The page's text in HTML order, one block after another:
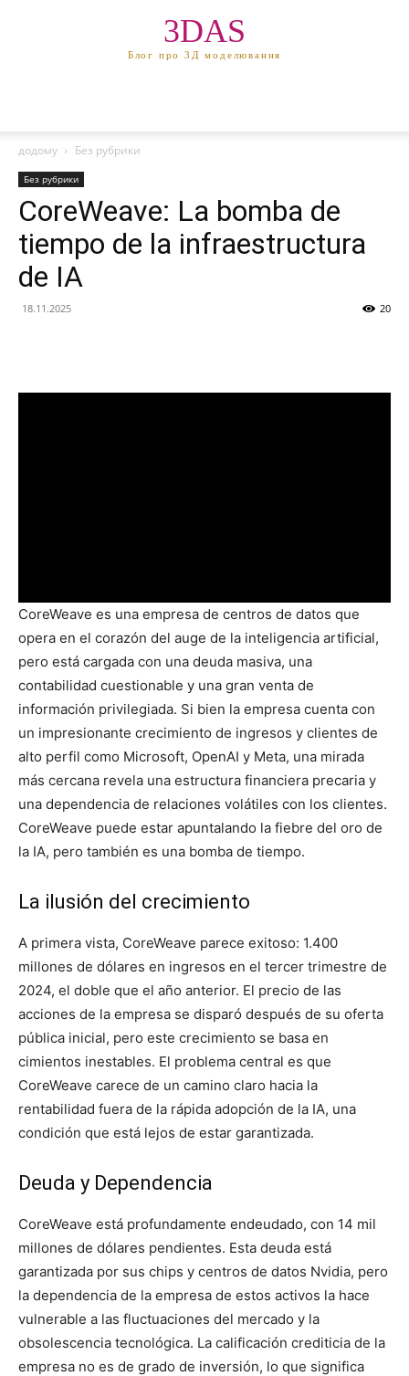
3DAS
Блог про 3Д моделювання
додому Без рубрики
Без рубрики
CoreWeave: La bomba de
tiempo de la infraestructura
de IA
18.11.2025 20
CoreWeave es una empresa de centros de datos que
opera en el corazón del auge de la inteligencia artificial,
pero está cargada con una deuda masiva, una
contabilidad cuestionable y una gran venta de
información privilegiada. Si bien la empresa cuenta con
un impresionante crecimiento de ingresos y clientes de
alto perfil como Microsoft, OpenAI y Meta, una mirada
más cercana revela una estructura financiera precaria y
una dependencia de relaciones volátiles con los clientes.
CoreWeave puede estar apuntalando la fiebre del oro de
la IA, pero también es una bomba de tiempo.
La ilusión del crecimiento
A primera vista, CoreWeave parece exitoso: 1.400
millones de dólares en ingresos en el tercer trimestre de
2024, el doble que el año anterior. El precio de las
acciones de la empresa se disparó después de su oferta
pública inicial, pero este crecimiento se basa en
cimientos inestables. El problema central es que
CoreWeave carece de un camino claro hacia la
rentabilidad fuera de la rápida adopción de la IA, una
condición que está lejos de estar garantizada.
Deuda y Dependencia
CoreWeave está profundamente endeudado, con 14 mil
millones de dólares pendientes. Esta deuda está
garantizada por sus chips y centros de datos Nvidia, pero
la dependencia de la empresa de estos activos la hace
vulnerable a las fluctuaciones del mercado y la
obsolescencia tecnológica. La calificación crediticia de la
empresa no es de grado de inversión, lo que significa